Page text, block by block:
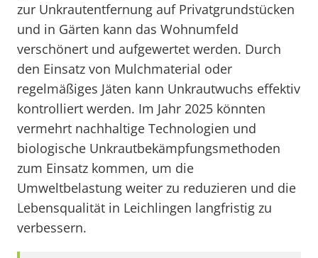
zur Unkrautentfernung auf Privatgrundstücken
und in Gärten kann das Wohnumfeld
verschönert und aufgewertet werden. Durch
den Einsatz von Mulchmaterial oder
regelmäßiges Jäten kann Unkrautwuchs effektiv
kontrolliert werden. Im Jahr 2025 könnten
vermehrt nachhaltige Technologien und
biologische Unkrautbekämpfungsmethoden
zum Einsatz kommen, um die
Umweltbelastung weiter zu reduzieren und die
Lebensqualität in Leichlingen langfristig zu
verbessern.